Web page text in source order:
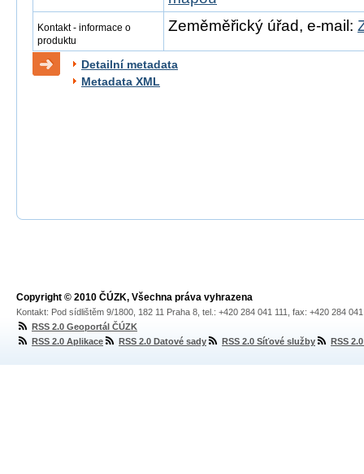
Kontakt - informace o
produktu
Zeměměřický úřad, e-mail:
Detailní metadata
Metadata XML
Copyright © 2010 ČÚZK, Všechna práva vyhrazena
Kontakt: Pod sídlištěm 9/1800, 182 11 Praha 8, tel.: +420 284 041 111, fax: +420 284
RSS 2.0 Geoportál ČÚZK
RSS 2.0 Aplikace
RSS 2.0 Datové sady RSS 2.0 Síťové služby RSS